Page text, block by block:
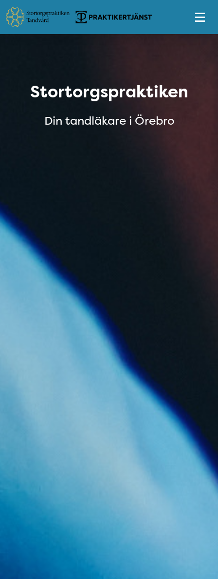
Tillgänglighetsmeny
Stortorgspraktiken
Din tandläkare i Örebro